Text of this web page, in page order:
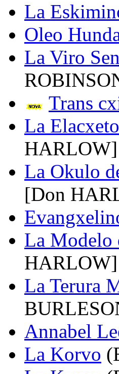
La
Oleo
La Viro
Trans
La
HARLOW]
La Okulo
[Don
La Modelo
HARLOW]
La Terura
Annabel
La Korvo